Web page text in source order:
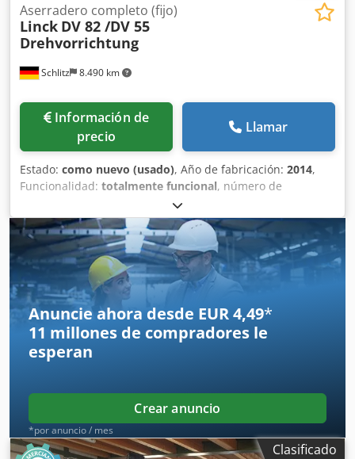
Schlitz 8.490 km
Aserradero completo (fijo)
Linck DV 82 /DV 55
Drehvorrichtung
Información de
precio
Llamar
Estado: como nuevo (usado), Año de fabricación: 2014,
Funcionalidad: totalmente funcional, número de
9911294-0120
DV 55, fabricado en 2014, utilizable tanto en el corte previo
como en el corte final. Dkodpfozpygtex Aahor ¡En perfecto
estado! Tenemos 2 unidades disponibles en nuestro
almacén de Schlitz.
Anuncie ahora desde EUR 4,49*
11 millones de compradores le
esperan
Crear anuncio
*por anuncio / mes
Clasificado